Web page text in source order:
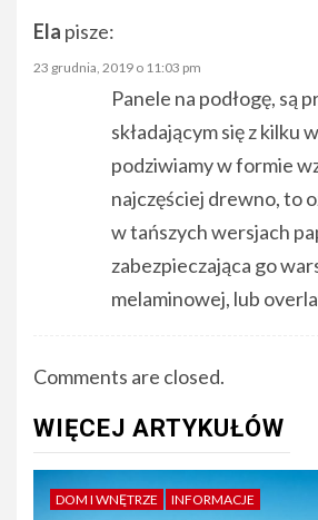
Ela pisze:
23 grudnia, 2019 o 11:03 pm
Panele na podłogę, są
składającym się z kilku
podziwiamy w formie
najczęściej drewno, to
w tańszych wersjach
zabezpieczająca go
melaminowej, lub
Comments are closed.
WIĘCEJ ARTYKUŁÓW
DOM I WNĘTRZE INFORMACJE